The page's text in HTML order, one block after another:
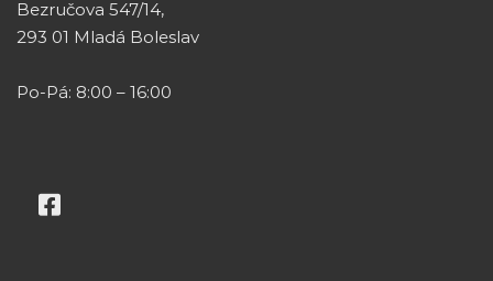
Bezručova 547/14,
293 01 Mladá Boleslav
Po-Pá: 8:00 – 16:00